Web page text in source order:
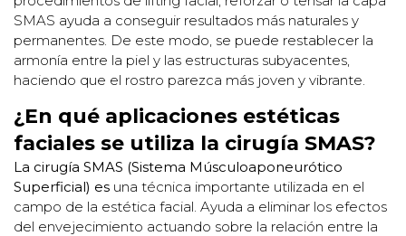
SMAS ayuda a conseguir resultados más naturales y
permanentes. De este modo, se puede restablecer la
armonía entre la piel y las estructuras subyacentes,
haciendo que el rostro parezca más joven y vibrante.
¿En qué aplicaciones estéticas
faciales se utiliza la cirugía SMAS?
La cirugía SMAS (Sistema Músculoaponeurótico
Superficial) es una técnica importante utilizada en el
campo de la estética facial. Ayuda a eliminar los efectos
del envejecimiento actuando sobre la relación entre la